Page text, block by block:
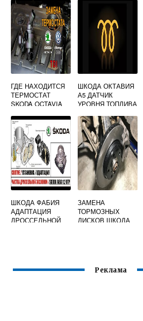
ДВЕРИ
ГДЕ НАХОДИТСЯ
ТЕРМОСТАТ
SKODA OCTAVIA
ШКОДА ОКТАВИЯ
А5 ДАТЧИК
УРОВНЯ ТОПЛИВА
ШКОДА ФАБИЯ
АДАПТАЦИЯ
ДРОССЕЛЬНОЙ
ЗАМЕНА
ТОРМОЗНЫХ
ДИСКОВ ШКОДА
Реклама